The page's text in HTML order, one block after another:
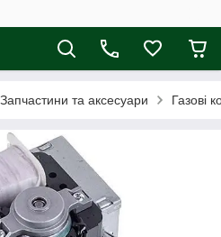
Запчастини та аксесуари Газові